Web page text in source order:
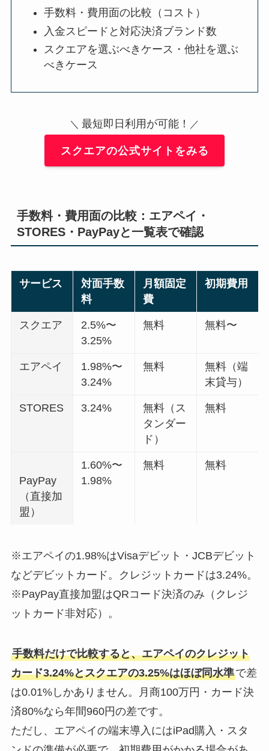
手数料・費用面の比較（コスト）
入金スピードと対応決済ブランド数
スクエアを選ぶべきケース・他社を選ぶ
べきケース
＼ 最短即日利用が可能！ ／
スクエアの公式サイトをみる
手数料・費用面の比較：エアペイ・
STORES・PayPayと一覧表で確認
サービス
対面手数
料
月額固定
費
初期費用
スクエア
2.5%〜
3.25%
無料 無料〜
エアペイ
1.98%〜
3.24%
無料
無料（端
末貸与）
STORES 3.24%
無料（ス
タンダー
ド）
無料
PayPay
（直接加
盟）
1.60%〜
1.98%
無料 無料
※エアペイの1.98%はVisaデビット・JCBデビット
などデビットカード。クレジットカードは3.24%。
※PayPay直接加盟はQRコード決済のみ（クレジ
ットカード非対応）。
手数料だけで比較すると、エアペイのクレジット
カード3.24%とスクエアの3.25%はほぼ同水準で差
は0.01%しかありません。月商100万円・カード決
済80%なら年間960円の差です。
ただし、エアペイの端末導入にはiPad購入・スタ